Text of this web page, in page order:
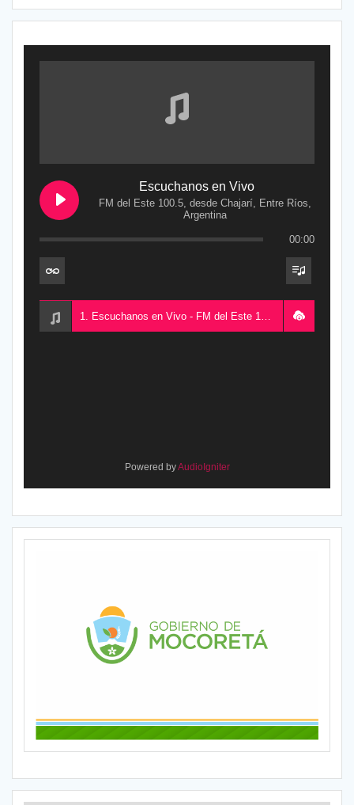
Escuchanos en Vivo
FM del Este 100.5, desde Chajarí, Entre Ríos,
Argentina
00:00
Powered byAudioIgniter